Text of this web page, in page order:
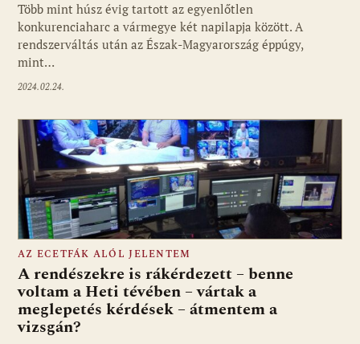
Több mint húsz évig tartott az egyenlőtlen
konkurenciaharc a vármegye két napilapja között. A
rendszerváltás után az Észak-Magyarország éppúgy,
mint…
2024.02.24.
AZ ECETFÁK ALÓL JELENTEM
A rendészekre is rákérdezett – benne
voltam a Heti tévében – vártak a
meglepetés kérdések – átmentem a
vizsgán?